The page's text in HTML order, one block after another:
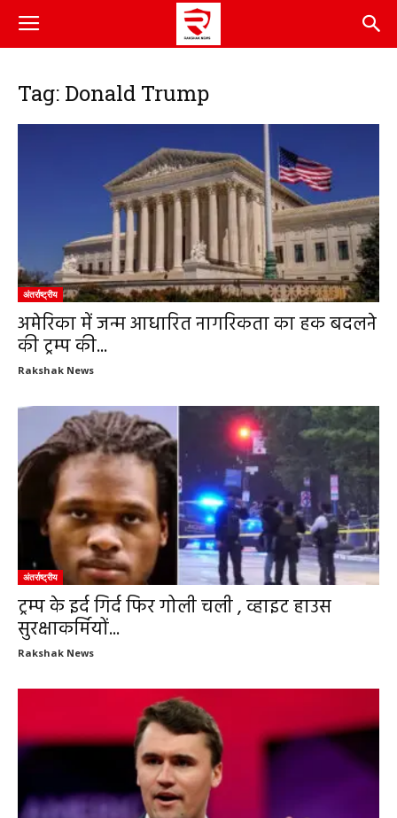
Tag: Donald Trump
अंतर्राष्ट्रीय
अमेरिका में जन्म आधारित नागरिकता का हक बदलने
की ट्रम्प की...
Rakshak News
अंतर्राष्ट्रीय
ट्रम्प के इर्द गिर्द फिर गोली चली , व्हाइट हाउस
सुरक्षाकर्मियों...
Rakshak News